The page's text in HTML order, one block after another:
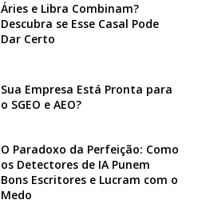
Áries e Libra Combinam?
Descubra se Esse Casal Pode
Dar Certo
Sua Empresa Está Pronta para
o SGEO e AEO?
O Paradoxo da Perfeição: Como
os Detectores de IA Punem
Bons Escritores e Lucram com o
Medo